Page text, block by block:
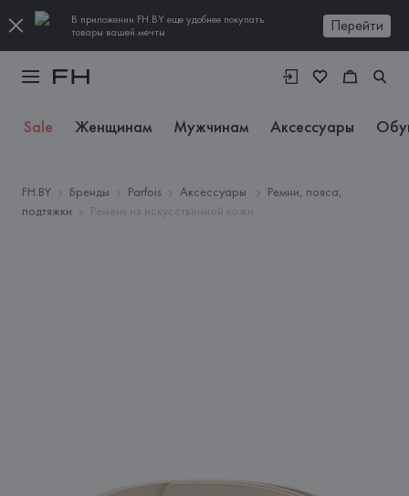
В приложении FH.BY еще удобнее покупать
товары вашей мечты
Перейти
Sale Женщинам Мужчинам Аксессуары
FH.BY Бренды Parfois Аксессуары
Ремни, пояса,
подтяжки
Ремень из искусственной кожи